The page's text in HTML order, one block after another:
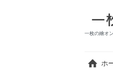
一枚の繪オ
ホ